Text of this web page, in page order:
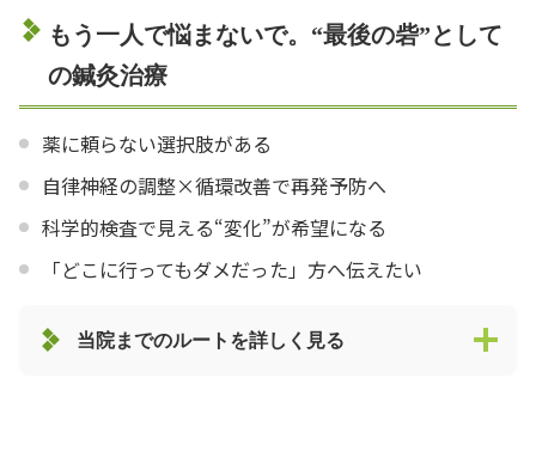
もう一人で悩まないで。“最後の砦”として
の鍼灸治療
薬に頼らない選択肢がある
自律神経の調整×循環改善で再発予防へ
科学的検査で見える“変化”が希望になる
「どこに行ってもダメだった」方へ伝えたい
当院までのルートを詳しく見る